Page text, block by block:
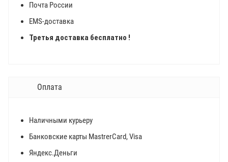
Почта России
EMS-доставка
Третья доставка бесплатно !
Оплата
Наличными курьеру
Банковские карты MastrerCard, Visa
Яндекс.Деньги